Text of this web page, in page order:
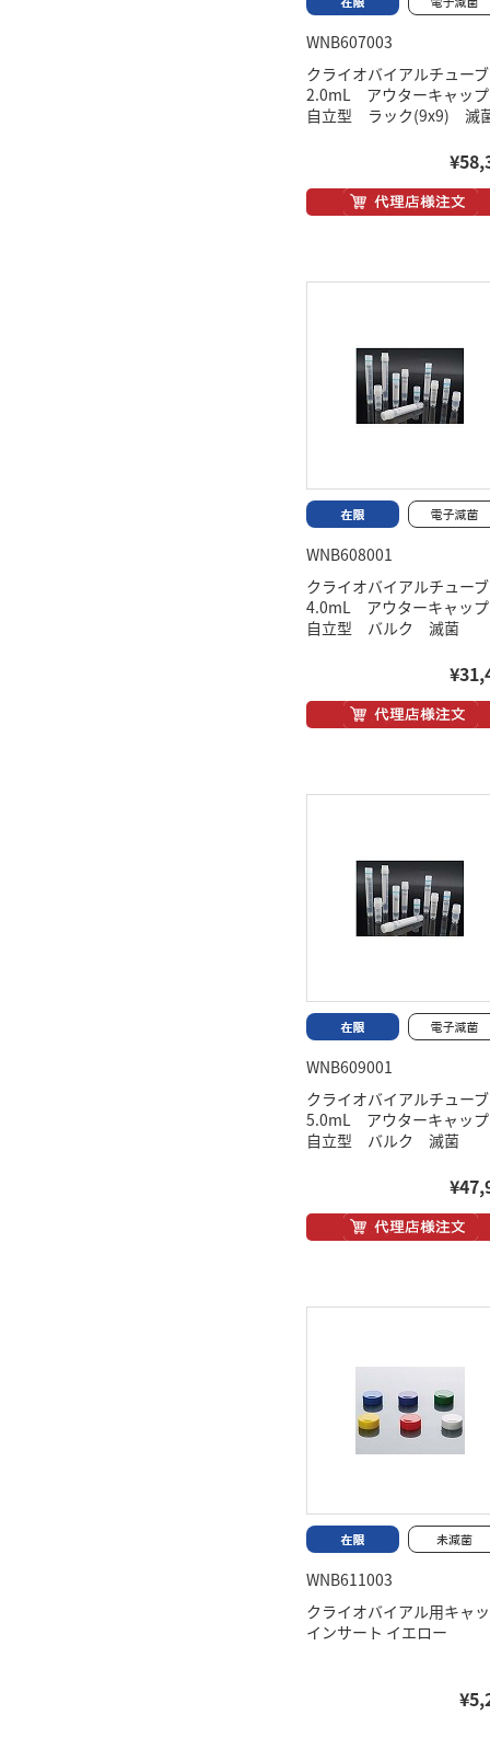
WNB607003
クライオバイアルチュ
2.0mL アウターキャ
自立型 ラック(9x9) 滅
WNB608001
クライオバイアルチュ
4.0mL アウターキャ
自立型 バルク 滅菌
WNB609001
クライオバイアルチュ
5.0mL アウターキャ
自立型 バルク 滅菌
WNB611003
クライオバイアル用キャ
インサート イエロー